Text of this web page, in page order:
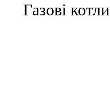
Газові котли